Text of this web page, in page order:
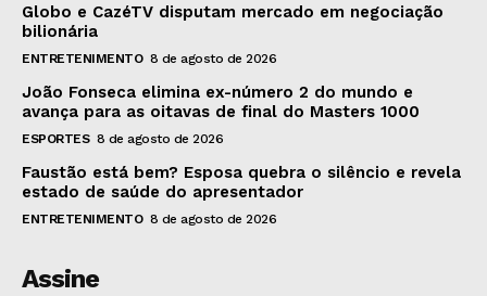
Globo e CazéTV disputam mercado em negociação
bilionária
ENTRETENIMENTO 8 de agosto de 2026
João Fonseca elimina ex-número 2 do mundo e
avança para as oitavas de final do Masters 1000
ESPORTES 8 de agosto de 2026
Faustão está bem? Esposa quebra o silêncio e revela
estado de saúde do apresentador
ENTRETENIMENTO 8 de agosto de 2026
Assine